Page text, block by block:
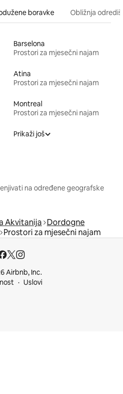
boravke Obližnja
Barselona
Prostori za mjesečni najam
Atina
Prostori za mjesečni najam
Montreal
Prostori za mjesečni najam
Prikaži još
na određene geografske
Akvitanija Dordogne
Prostori za mjesečni najam
Airbnb, Inc.
Uslovi